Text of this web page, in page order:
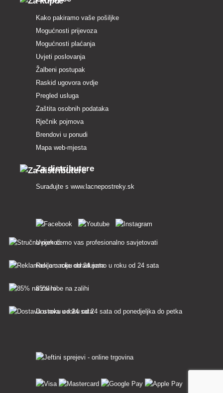
Kako pakiramo vaše pošiljke
Mogućnosti prijevoza
Mogućnosti plaćanja
Uvjeti poslovanja
Žalbeni postupak
Raskid ugovora ovdje
Pregled usluga
Zaštita osobnih podataka
Rječnik pojmova
Brendovi u ponudi
Mapa web-mjesta
Za distributere
Surađujte s www.lacnepostreky.sk
Uvijek ćemo vas profesionalno savjetovati
Reklamacije obrađujemo u roku od 24 sata
85% robe na zalihi
Dostava u roku od 24 sata od ponedjeljka do petka